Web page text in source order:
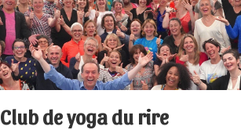
Club de yoga du rire